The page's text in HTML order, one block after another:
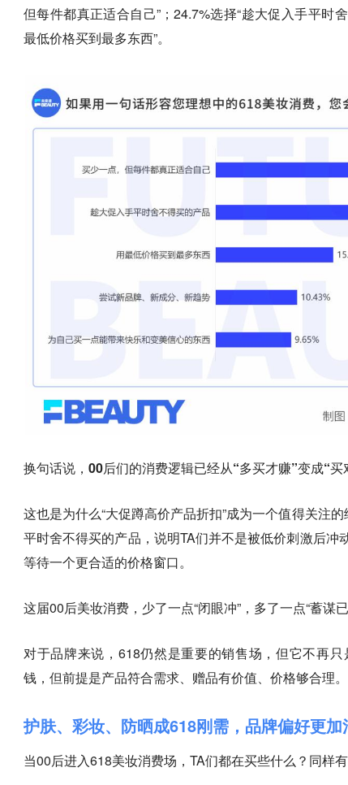
但每件都真正适合自己”；24.7%选择“趁大促入手平时
最低价格买到最多东西”。
换句话说， 00后们的消费逻辑已经从“多买才赚”变成“买
这也是为什么“大促蹲高价产品折扣”成为一个值得关注
平时舍不得买的产品，说明TA们并不是被低价刺激后冲
等待一个更合适的价格窗口。
这届00后美妆消费，少了一点“闭眼冲”，多了一点“蓄谋已
对于品牌来说，618仍然是重要的销售场，但它不再
钱，但前提是产品符合需求、赠品有价值、价格够合理。
护肤、彩妆、防晒成618刚需，品牌偏好更加
当00后进入618美妆消费场，TA们都在买些什么？同样有